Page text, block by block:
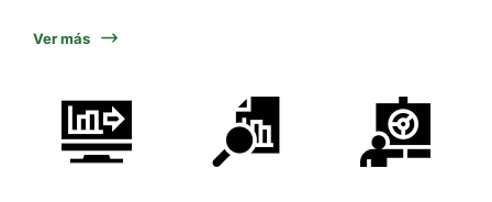
Ver más